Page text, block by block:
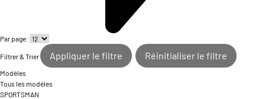
Par page:
Filtrer & Trier Appliquer le filtre Réinitialiser le filtre
Modèles
Tous les modèles
SPORTSMAN